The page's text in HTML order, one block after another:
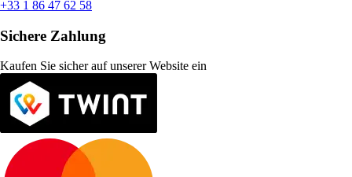
+33 1 86 47 62 58
Sichere Zahlung
Kaufen Sie sicher auf unserer Website ein